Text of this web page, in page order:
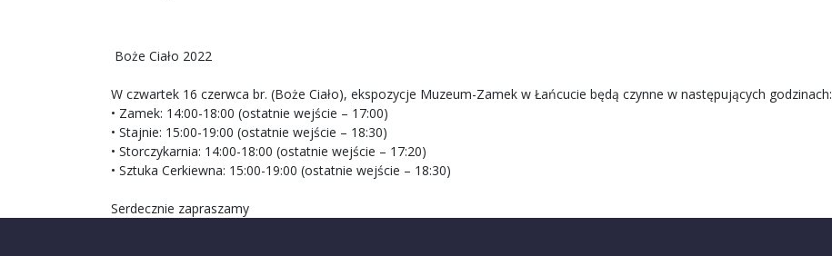
Boże Ciało 2022
W czwartek 16 czerwca br. (Boże Ciało), ekspozycje Muzeum-Zamek w Łańcucie będą czynne w następujących godzinach:
• Zamek: 14:00-18:00 (ostatnie wejście – 17:00)
• Stajnie: 15:00-19:00 (ostatnie wejście – 18:30)
• Storczykarnia: 14:00-18:00 (ostatnie wejście – 17:20)
• Sztuka Cerkiewna: 15:00-19:00 (ostatnie wejście – 18:30)
Serdecznie zapraszamy